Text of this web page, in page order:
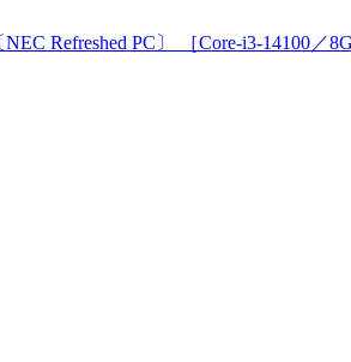
Refreshed PC〕 ［Core-i3-14100／